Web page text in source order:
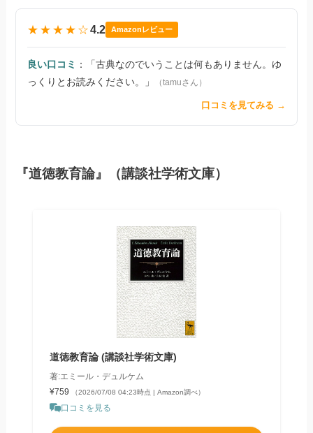
★★★★☆4.2 Amazonレビュー
良い口コミ
：「古典なのでいうことは何もありません。ゆ
っくりとお読みください。」
（tamuさん）
口コミを見てみる →
『道徳教育論』（講談社学術文庫）
道徳教育論 (講談社学術文庫)
著:エミール・デュルケム
¥759
（2026/07/08 04:23時点 | Amazon調べ）
口コミを見る